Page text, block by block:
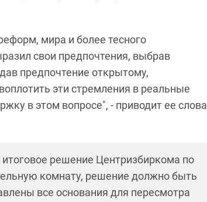
мира и более тесного
свои предпочтения, выбрав
предпочтение открытому,
эти стремления в реальные
в этом вопросе", - приводит ее слова
решение Центризбиркома по
комнату, решение должно быть
все основания для пересмотра